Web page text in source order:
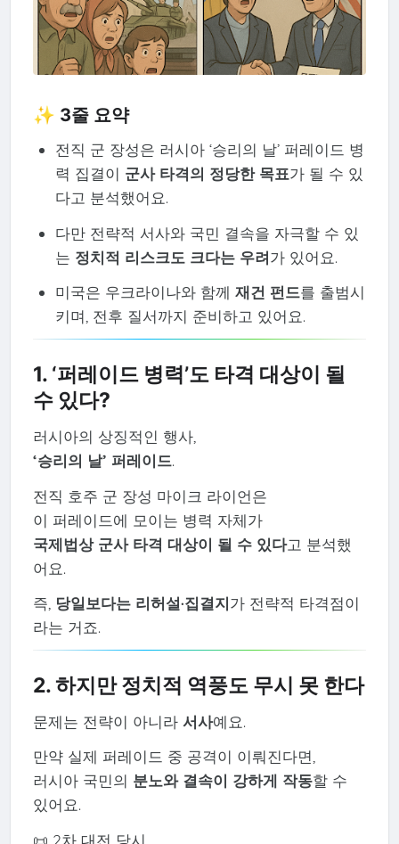
✨ 3줄 요약
전직 군 장성은 러시아 ‘승리의 날’ 퍼레이드 병
력 집결이 군사 타격의 정당한 목표가 될 수 있
다고 분석했어요.
다만 전략적 서사와 국민 결속을 자극할 수 있
는 정치적 리스크도 크다는 우려가 있어요.
미국은 우크라이나와 함께 재건 펀드를 출범시
키며, 전후 질서까지 준비하고 있어요.
1. ‘퍼레이드 병력’도 타격 대상이 될
수 있다?
러시아의 상징적인 행사,
‘승리의 날’ 퍼레이드.
전직 호주 군 장성 마이크 라이언은
이 퍼레이드에 모이는 병력 자체가
국제법상 군사 타격 대상이 될 수 있다고 분석했
어요.
즉, 당일보다는 리허설·집결지가 전략적 타격점이
라는 거죠.
2. 하지만 정치적 역풍도 무시 못 한다
문제는 전략이 아니라 서사예요.
만약 실제 퍼레이드 중 공격이 이뤄진다면,
러시아 국민의 분노와 결속이 강하게 작동할 수
있어요.
📜 2차 대전 당시,